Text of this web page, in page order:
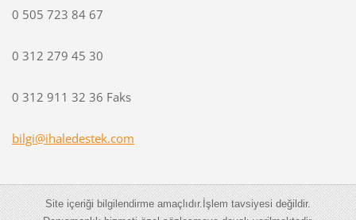
0 505 723 84 67
0 312 279 45 30
0 312 911 32 36 Faks
bilgi@ihaledestek.com
Site içeriği bilgilendirme amaçlıdır.İşlem tavsiyesi değildir.